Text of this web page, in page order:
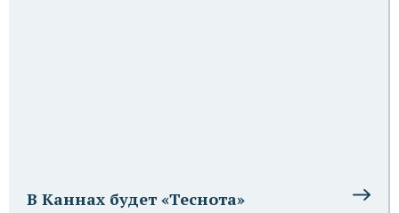
В Каннах будет «Теснота»